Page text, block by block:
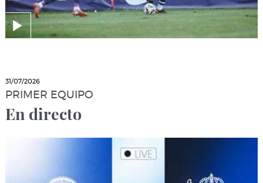
31/07/2026
PRIMER EQUIPO
En directo